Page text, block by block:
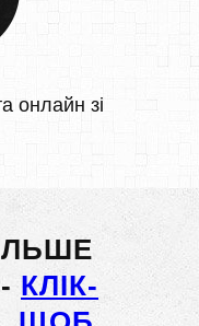
онлайн зі
КЛІК-